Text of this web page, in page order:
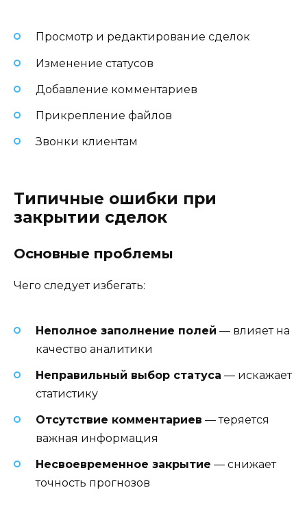
Просмотр и редактирование сделок
Изменение статусов
Добавление комментариев
Прикрепление файлов
Звонки клиентам
Типичные ошибки при
закрытии сделок
Основные проблемы
Чего следует избегать:
Неполное заполнение полей — влияет на
качество аналитики
Неправильный выбор статуса — искажает
статистику
Отсутствие комментариев — теряется
важная информация
Несвоевременное закрытие — снижает
точность прогнозов